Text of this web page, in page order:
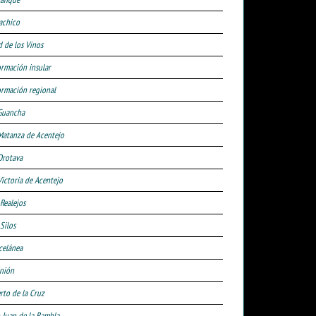
de los Vinos
insular
regional
de Acentejo
de Acentejo
de la Cruz